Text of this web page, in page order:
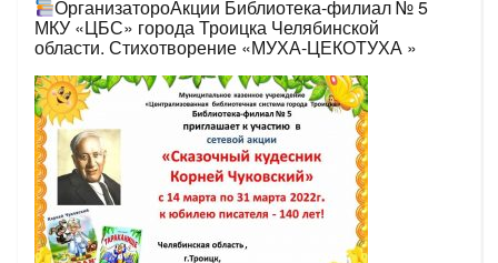
ОрганизатороАкции Библиотека-филиал № 5
МКУ «ЦБС» города Троицка Челябинской
области. Стихотворение «МУХА-ЦЕКОТУХА »